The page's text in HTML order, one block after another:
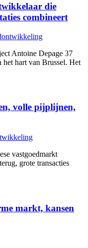
die
combineert
Antoine Depage 37
hart van Brussel. Het
volle pijplijnen,
vastgoedmarkt
grote transacties
markt, kansen